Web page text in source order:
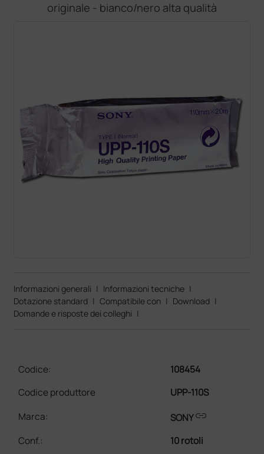
originale - bianco/nero alta qualità
Informazioni generali | Informazioni tecniche |
Dotazione standard | Compatibile con | Download |
Domande e risposte dei colleghi |
Codice:
108454
Codice produttore
UPP-110S
Marca:
SONYlink
Conf.:
10 rotoli